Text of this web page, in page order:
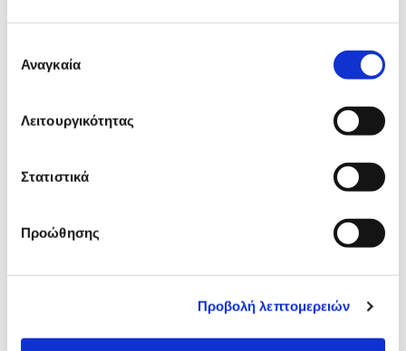
συγκατάθεσης
Αναγκαία
Λειτουργικότητας
Στατιστικά
Προώθησης
Προβολή λεπτομερειών
προϊόν με εσένα!
Φούρνος Μικροκυμάτων
149,00€
Μικροκυμάτων
84,90€